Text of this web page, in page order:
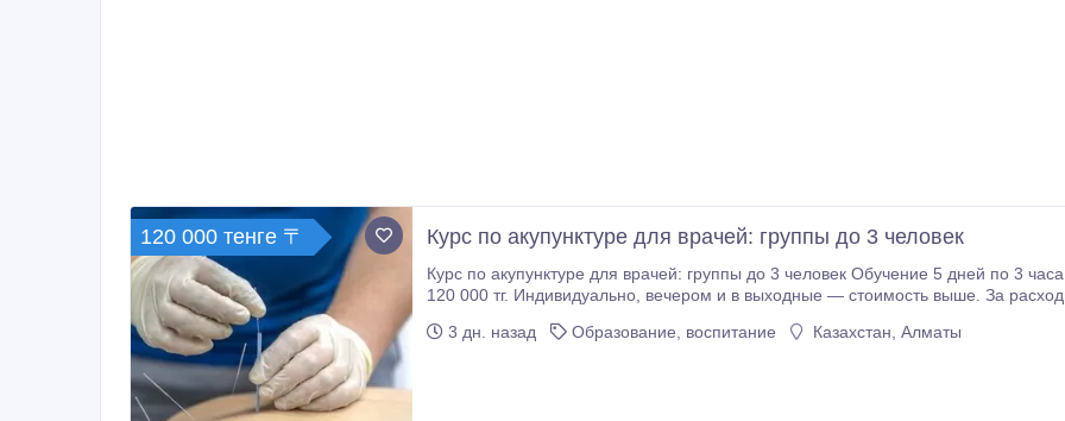
120 000 тенге 〒 Курс по акупунктуре для врачей: группы до 3 человек
Курс по акупунктуре для врачей: группы до 3 человек Обучение 5 дней по 3 часа в день: 1 день теория + 4 дня практика. Цена
120 000 тг. Индивидуально, вечером и в выходные — стоимость выше. За расходные материалы и моделей доплачивать не
3 дн. назад
Образование, воспитание Казахстан, Алматы